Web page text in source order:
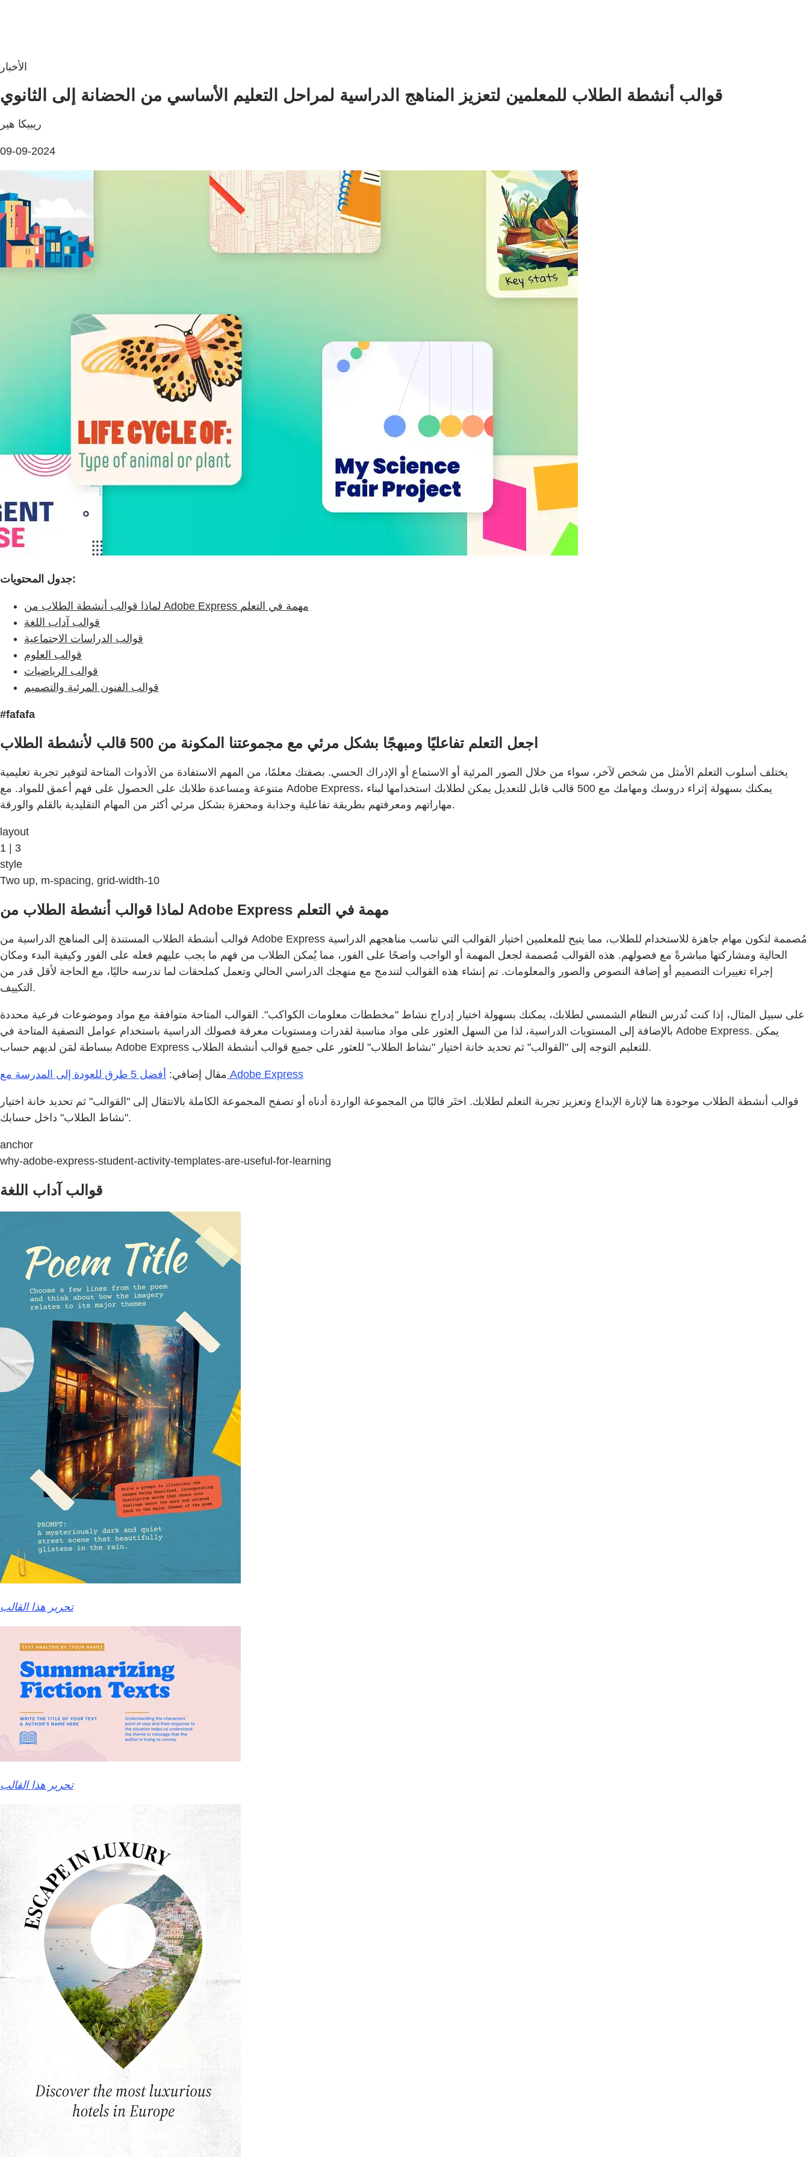
الأخبار
قوالب أنشطة الطلاب للمعلمين لتعزيز المناهج الدراسية لمراحل التعليم الأساسي من الحضانة إلى الثانوي
ريبيكا هير
09-09-2024
جدول المحتويات:
لماذا قوالب أنشطة الطلاب من Adobe Express مهمة في التعلم
قوالب آداب اللغة
قوالب الدراسات الاجتماعية
قوالب العلوم
قوالب الرياضيات
قوالب الفنون المرئية والتصميم
#fafafa
اجعل التعلم تفاعليًا ومبهجًا بشكل مرئي مع مجموعتنا المكونة من 500 قالب لأنشطة الطلاب
يختلف أسلوب التعلم الأمثل من شخص لآخر، سواء من خلال الصور المرئية أو الاستماع أو الإدراك الحسي. بصفتك معلمًا، من المهم الاستفادة من الأدوات المتاحة لتوفير تجربة تعليمية
متنوعة ومساعدة طلابك على الحصول على فهم أعمق للمواد. مع Adobe Express، يمكنك بسهولة إثراء دروسك ومهامك مع 500 قالب قابل للتعديل يمكن لطلابك استخدامها لبناء
مهاراتهم ومعرفتهم بطريقة تفاعلية وجذابة ومحفزة بشكل مرئي أكثر من المهام التقليدية بالقلم والورقة.
layout
1 | 3
style
Two up, m-spacing, grid-width-10
لماذا قوالب أنشطة الطلاب من Adobe Express مهمة في التعلم
قوالب أنشطة الطلاب المستندة إلى المناهج الدراسية من Adobe Express مُصممة لتكون مهام جاهزة للاستخدام للطلاب، مما يتيح للمعلمين اختيار القوالب التي تناسب مناهجهم الدراسية
الحالية ومشاركتها مباشرةً مع فصولهم. هذه القوالب مُصممة لجعل المهمة أو الواجب واضحًا على الفور، مما يُمكن الطلاب من فهم ما يجب عليهم فعله على الفور وكيفية البدء ومكان
إجراء تغييرات التصميم أو إضافة النصوص والصور والمعلومات. تم إنشاء هذه القوالب لتندمج مع منهجك الدراسي الحالي وتعمل كملحقات لما تدرسه حاليًا، مع الحاجة لأقل قدر من
التكييف.
على سبيل المثال، إذا كنت تُدرس النظام الشمسي لطلابك، يمكنك بسهولة اختيار إدراج نشاط "مخططات معلومات الكواكب". القوالب المتاحة متوافقة مع مواد وموضوعات فرعية محددة
بالإضافة إلى المستويات الدراسية، لذا من السهل العثور على مواد مناسبة لقدرات ومستويات معرفة فصولك الدراسية باستخدام عوامل التصفية المتاحة في Adobe Express. يمكن
ببساطة لمَن لديهم حساب Adobe Express للتعليم التوجه إلى "القوالب" ثم تحديد خانة اختيار "نشاط الطلاب" للعثور على جميع قوالب أنشطة الطلاب.
مقال إضافي: أفضل 5 طرق للعودة إلى المدرسة مع Adobe Express
قوالب أنشطة الطلاب موجودة هنا لإثارة الإبداع وتعزيز تجربة التعلم لطلابك. اختَر قالبًا من المجموعة الواردة أدناه أو تصفح المجموعة الكاملة بالانتقال إلى "القوالب" ثم تحديد خانة اختيار
"نشاط الطلاب" داخل حسابك.
anchor
why-adobe-express-student-activity-templates-are-useful-for-learning
قوالب آداب اللغة
تحرير هذا القالب
تحرير هذا القالب